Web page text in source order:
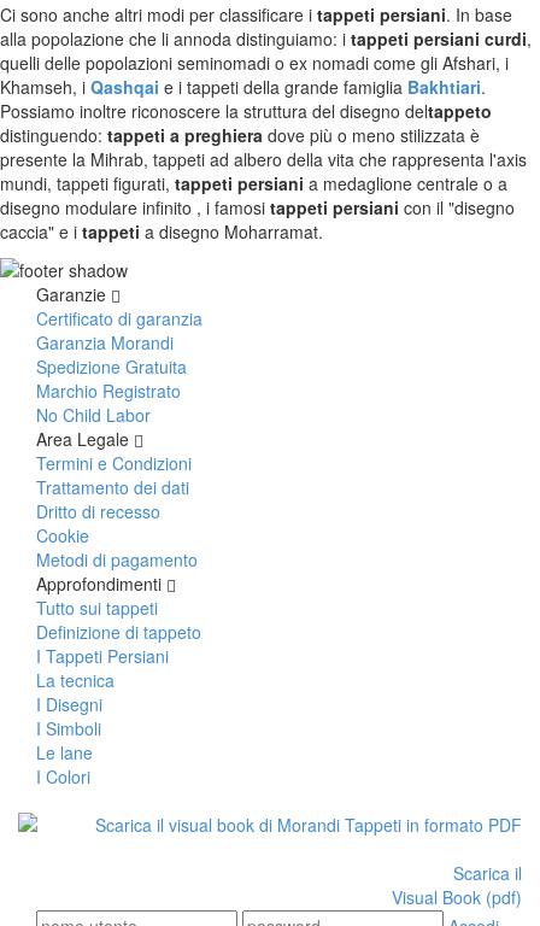
Ci sono anche altri modi per classificare i tappeti persiani. In base
alla popolazione che li annoda distinguiamo: i tappeti persiani curdi,
quelli delle popolazioni seminomadi o ex nomadi come gli Afshari, i
Khamseh, i Qashqai e i tappeti della grande famiglia Bakhtiari.
Possiamo inoltre riconoscere la struttura del disegno deltappeto
distinguendo: tappeti a preghiera dove più o meno stilizzata è
presente la Mihrab, tappeti ad albero della vita che rappresenta l'axis
mundi, tappeti figurati, tappeti persiani a medaglione centrale o a
disegno modulare infinito , i famosi tappeti persiani con il "disegno
caccia" e i tappeti a disegno Moharramat.
Garanzie
Certificato di garanzia
Garanzia Morandi
Spedizione Gratuita
Marchio Registrato
No Child Labor
Area Legale
Termini e Condizioni
Trattamento dei dati
Dritto di recesso
Cookie
Metodi di pagamento
Approfondimenti
Tutto sui tappeti
Definizione di tappeto
I Tappeti Persiani
La tecnica
I Disegni
I Simboli
Le lane
I Colori
Scarica il
Visual Book (pdf)